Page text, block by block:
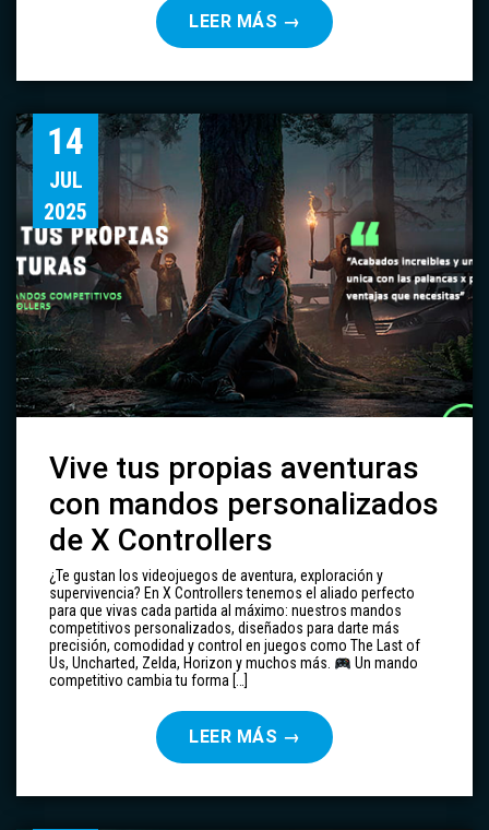
LEER MÁS →
14
JUL
2025
Vive tus propias aventuras
con mandos personalizados
de X Controllers
¿Te gustan los videojuegos de aventura, exploración y
supervivencia? En X Controllers tenemos el aliado perfecto
para que vivas cada partida al máximo: nuestros mandos
competitivos personalizados, diseñados para darte más
precisión, comodidad y control en juegos como The Last of
Us, Uncharted, Zelda, Horizon y muchos más.
Un mando
competitivo cambia tu forma […]
LEER MÁS →